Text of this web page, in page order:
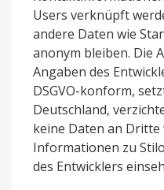
Users verknüpft
andere Daten wie
anonym bleiben. Die
Angaben des
DSGVO-konform,
Deutschland,
keine Daten an Dritte
Informationen zu
des Entwicklers